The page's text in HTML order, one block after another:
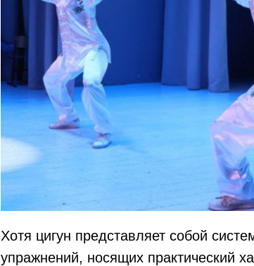
Хотя цигун представляет собой
упражнений, носящих практический